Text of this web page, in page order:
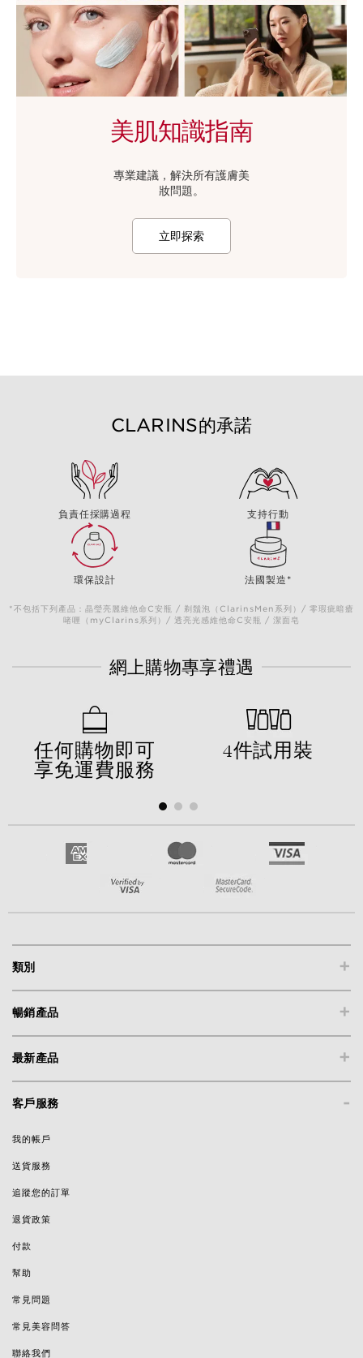
美肌知識指南
專業建議，解決所有護膚美
妝⁠問⁠題。
立即探索
CLARINS的承諾
負責任採購過程 支持行動
環保設計 法國製造*
*不包括下列產品：晶瑩亮麗維他命C安瓶 / 剃鬚泡（ClarinsMen系列）/ 零瑕疵暗瘡
啫喱（myClarins系列）/ 透亮光感維他命C安瓶 / 潔面皂
網上購物專享禮遇
任何購物即可
享免運費服務
4件試用裝
+
類別
+
暢銷產品
+
最新產品
-
客戶服務
我的帳戶
送貨服務
追蹤您的訂單
退貨政策
付款
幫助
常見問題
常見美容問答
聯絡我們